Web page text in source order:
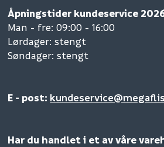
Åpningstider kundeservice
Man - fre: 09:00 - 16:00
Lørdager: stengt
Søndager: stengt
E - post:
Har du handlet i et av våre